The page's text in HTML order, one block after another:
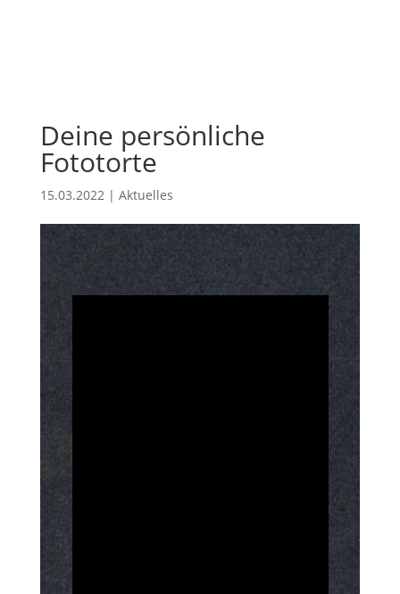
Deine persönliche
Fototorte
15.03.2022| Aktuelles